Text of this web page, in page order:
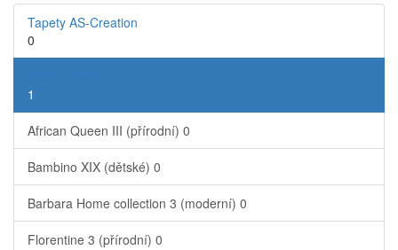
Tapety AS-Creation
0
1
African Queen III (přírodní) 0
Bambino XIX (dětské) 0
Barbara Home collection 3 (moderní) 0
Florentine 3 (přírodní) 0